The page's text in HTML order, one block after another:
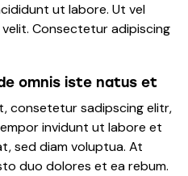
ut labore. Ut vel
Consectetur adipiscing
omnis iste natus et
consetetur sadipscing elitr,
invidunt ut labore et
sed diam voluptua. At
duo dolores et ea rebum.